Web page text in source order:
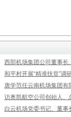
西部机场集团公司董事
和平村开展“精准扶贫”调
唐学范任云南机场集团有
访奥凯航空公司创始人、
白云机场党委书记、董事